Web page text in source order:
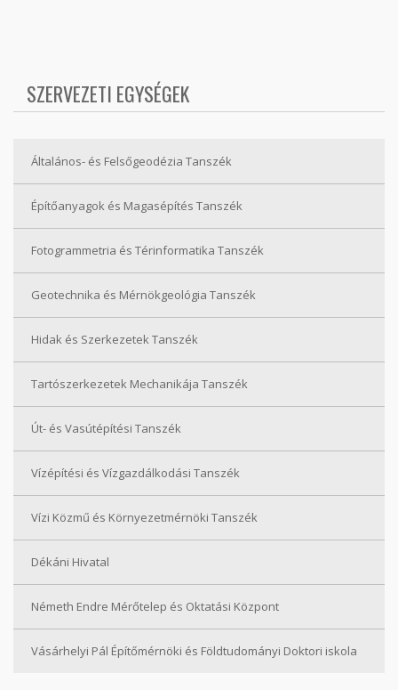
SZERVEZETI EGYSÉGEK
Általános- és Felsőgeodézia Tanszék
Építőanyagok és Magasépítés Tanszék
Fotogrammetria és Térinformatika Tanszék
Geotechnika és Mérnökgeológia Tanszék
Hidak és Szerkezetek Tanszék
Tartószerkezetek Mechanikája Tanszék
Út- és Vasútépítési Tanszék
Vízépítési és Vízgazdálkodási Tanszék
Vízi Közmű és Környezetmérnöki Tanszék
Dékáni Hivatal
Németh Endre Mérőtelep és Oktatási Központ
Vásárhelyi Pál Építőmérnöki és Földtudományi Doktori iskola